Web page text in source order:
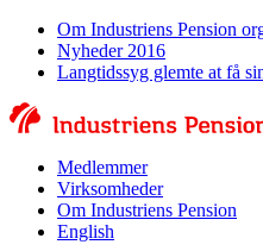
Om Industriens Pension
Nyheder 2016
Langtidssyg glemte at få
Medlemmer
Virksomheder
Om Industriens Pension
English